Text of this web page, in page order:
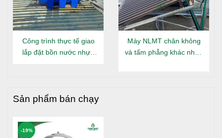
Công trình thực tế giao
lắp đặt bồn nước nhựa
Máy NLMT chân không
và tấm phẳng khác nhau
Sản phẩm bán chạy
-19%